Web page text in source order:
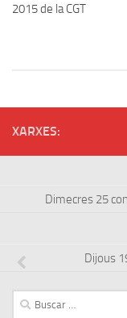
2015 de la CGT
XARXES:
Dimecres 25
Dijous
Buscar: